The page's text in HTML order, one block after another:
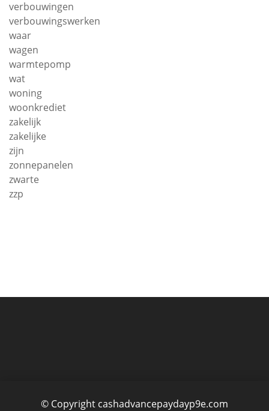
verbouwingen
verbouwingswerken
waar
wagen
warmtepomp
wat
woning
woonkrediet
zakelijk
zakelijke
zijn
zonnepanelen
zwarte
zzp
© Copyright cashadvancepaydayp9e.com